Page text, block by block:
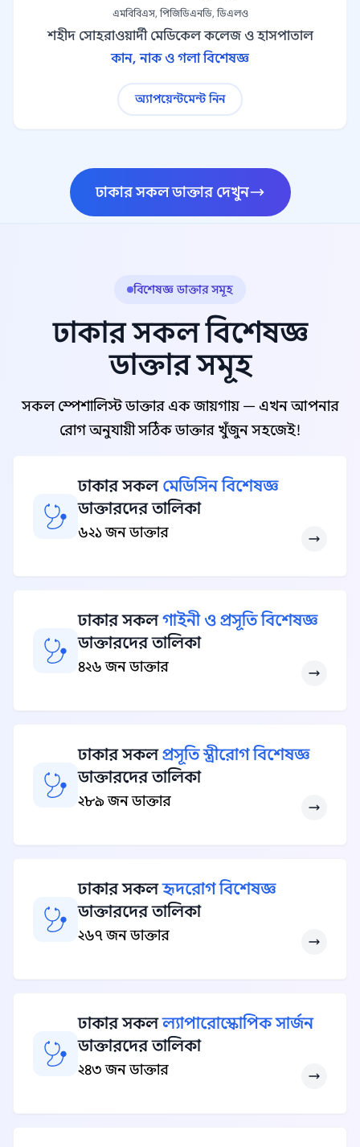
এমবিবিএস, পিজিডিএনডি, ডিএলও
শহীদ সোহরাওয়ার্দী মেডিকেল কলেজ ও হাসপাতাল
কান, নাক ও গলা বিশেষজ্ঞ
অ্যাপয়েন্টমেন্ট নিন
ঢাকার সকল ডাক্তার দেখুন
বিশেষজ্ঞ ডাক্তার সমূহ
ঢাকার সকল বিশেষজ্ঞ
ডাক্তার সমূহ
সকল স্পেশালিস্ট ডাক্তার এক জায়গায় — এখন আপনার
রোগ অনুযায়ী সঠিক ডাক্তার খুঁজুন সহজেই!
ঢাকার সকল মেডিসিন বিশেষজ্ঞ
ডাক্তারদের তালিকা
৬২১ জন ডাক্তার
ঢাকার সকলগাইনী ও প্রসূতি বিশেষজ্ঞ
ডাক্তারদের তালিকা
৪২৬ জন ডাক্তার
ঢাকার সকলপ্রসূতি স্ত্রীরোগ বিশেষজ্ঞ
ডাক্তারদের তালিকা
২৮৯ জন ডাক্তার
ঢাকার সকলহৃদরোগ বিশেষজ্ঞ
ডাক্তারদের তালিকা
২৬৭ জন ডাক্তার
ঢাকার সকলল্যাপারোস্কোপিক সার্জন
ডাক্তারদের তালিকা
২৪৩ জন ডাক্তার